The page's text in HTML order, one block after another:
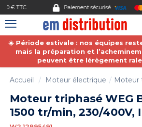
Paiement sécurisé
☀️ Période estivale : nos équipes
mais la préparation et
peuvent être lérègement
Accueil Moteur électrique Moteur
Moteur triphasé WEG
1500 tr/min, 230/400V,
Gestion des cookies